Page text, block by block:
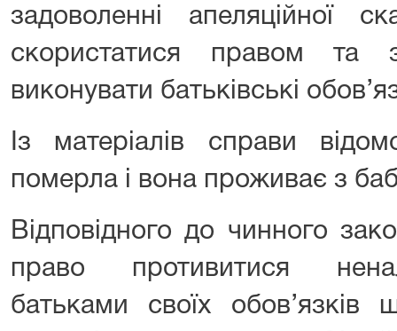
задоволенні апеляційної
скористатися правом та
виконувати батьківські
Із матеріалів справи
померла і вона проживає з
Відповідного до чинного
право противитися
батьками своїх